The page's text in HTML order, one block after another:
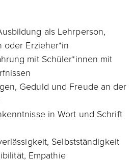
als Lehrperson,
oder Erzieher*in
mit Schüler*innen mit
Geduld und Freude an der
in Wort und Schrift
Selbstständigkeit
Empathie